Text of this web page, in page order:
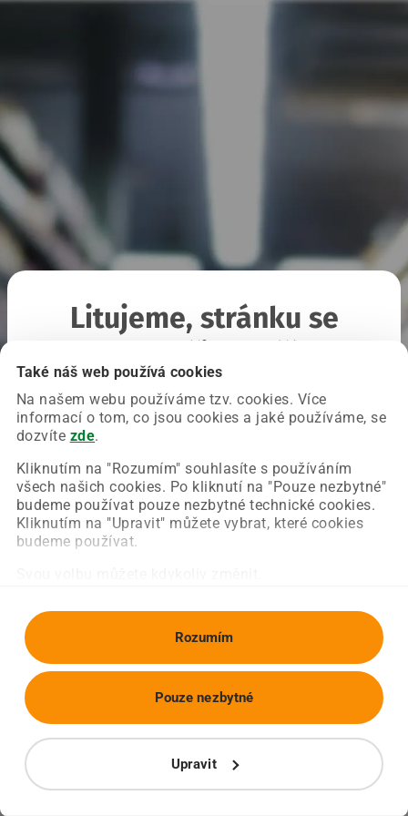
Také náš web používá cookies
Na našem webu používáme tzv. cookies. Více
informací o tom, co jsou cookies a jaké používáme, se
dozvíte zde.
Kliknutím na "Rozumím" souhlasíte s používáním
všech našich cookies. Po kliknutí na "Pouze nezbytné"
budeme používat pouze nezbytné technické cookies.
Kliknutím na "Upravit" můžete vybrat, které cookies
budeme používat.
Rozumím
Upravit
Pouze nezbytné
Litujeme, stránku se
Chyba nastala na naší straně a už ji opravujeme.
Zkuste prosím znovu načíst požadovanou stránku.
Obnovit stránku Úvodní strana